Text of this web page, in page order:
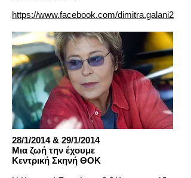
https://www.facebook.com/dimitra.galani2
28/1/2014 & 29/1/2014
Μια ζωή την έχουμε
Κεντρική Σκηνή ΘΟΚ